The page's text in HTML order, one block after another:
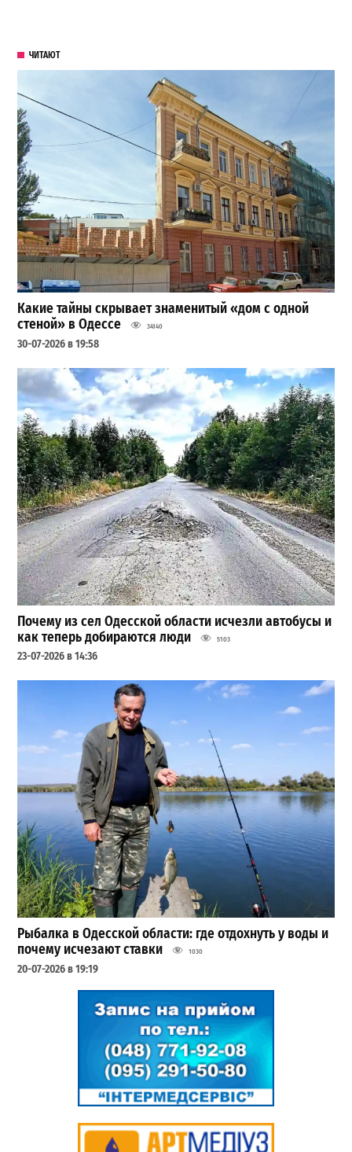
ЧИТАЮТ
Какие тайны скрывает знаменитый «дом с одной
стеной» в Одессе
34140
30-07-2026 в 19:58
Почему из сел Одесской области исчезли автобусы и
как теперь добираются люди
5103
23-07-2026 в 14:36
Рыбалка в Одесской области: где отдохнуть у воды и
почему исчезают ставки
1030
20-07-2026 в 19:19